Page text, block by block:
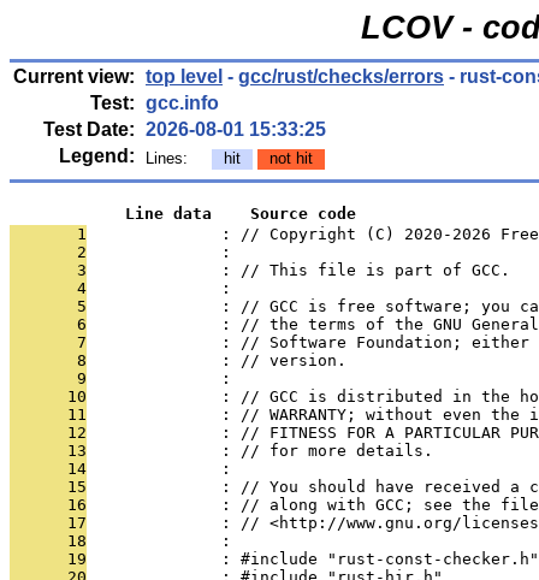
LCOV -
Current view: top level - gcc/rust/checks/errors - rust-
Test: gcc.info
Test Date: 2026-08-01 15:33:25
Legend:
Lines: hit not hit
            Line data    Source code
       1
: // Copyright (C) 2020-2026
       2
              :
       3
              : // This file is part of GCC.
       4
              :
       5
: // GCC is free software; you
       6
: // the terms of the GNU
       7
: // Software Foundation;
       8
              : // version.
       9
              :
      10
: // GCC is distributed in the
      11
: // WARRANTY; without even the
      12
: // FITNESS FOR A PARTICULAR
      13
              : // for more details.
      14
              :
      15
: // You should have received a
      16
: // along with GCC; see the
      17
: // <http://www.gnu.org/
      18
              :
      19
              : #include "rust-const-checker.h"